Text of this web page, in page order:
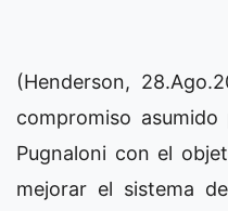
(Henderson,
compromiso
Pugnaloni con el
mejorar el sistema